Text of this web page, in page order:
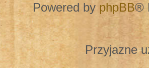
Powered by phpBB®
Przyjazne